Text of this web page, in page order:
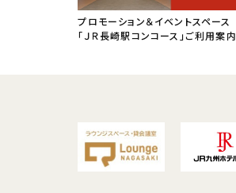
プロモーション＆イベントスペース
「ＪＲ長崎駅コンコース」ご利用案内